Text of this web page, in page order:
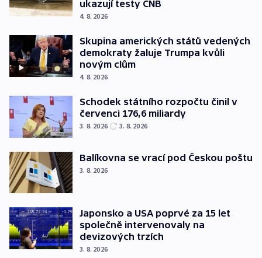
ukazují testy ČNB
4. 8. 2026
Skupina amerických států vedených
demokraty žaluje Trumpa kvůli
novým clům
4. 8. 2026
Schodek státního rozpočtu činil v
červenci 176,6 miliardy
3. 8. 2026 3. 8. 2026
Balíkovna se vrací pod Českou poštu
3. 8. 2026
Japonsko a USA poprvé za 15 let
společně intervenovaly na
devizových trzích
3. 8. 2026